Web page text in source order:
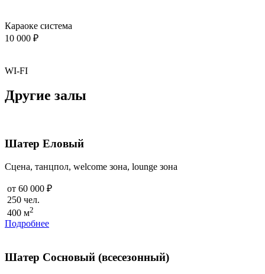
Караоке система
10 000 ₽
WI-FI
Другие залы
Шатер Еловый
Cцена, танцпол, welcome зона, lounge зона
от 60 000 ₽
250 чел.
400 м2
Подробнее
Шатер Сосновый (всесезонный)